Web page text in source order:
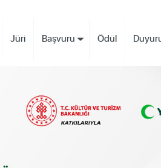
Jüri Başvuru Ödül